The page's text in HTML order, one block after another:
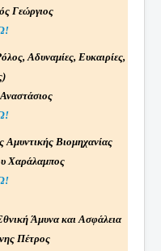
Γεώργιος
Αδυναμίες, Ευκαιρίες,
Βιομηχανίας
Χαράλαμπος
Άμυνα και Ασφάλεια
Πέτρος